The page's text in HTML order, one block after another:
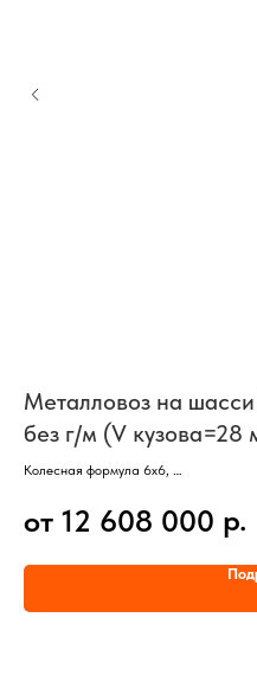
Металловоз на
без г/м (V кузова=28
Колесная формула 6х6,
Г/п базового а/м - 13,3 тонны,
Двигатель Cummins,
от 12 608 000 р.